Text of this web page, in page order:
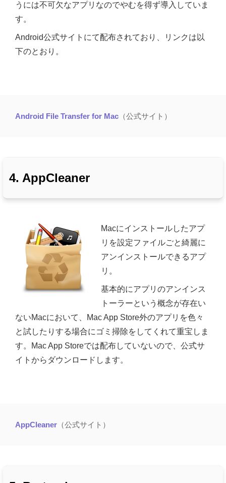
うには不可欠なアプリなのでやむを得ず導入していま
す。
Android公式サイトにて配布されており、リンクは以
下のとおり。
Android File Transfer for Mac （公式サイト）
4. AppCleaner
Macにインストールしたアプ
リを設定ファイルごと綺麗に
アンインストールできるアプ
リ。
基本的にアプリのアンインス
トーラーという概念が存在い
ないMacにおいて、Mac App Store外のアプリを色々
と試したりする場合にゴミ掃除をしてくれて重宝しま
す。Mac App Storeでは配布していないので、公式サ
イトからダウンロードします。
AppCleaner （公式サイト）